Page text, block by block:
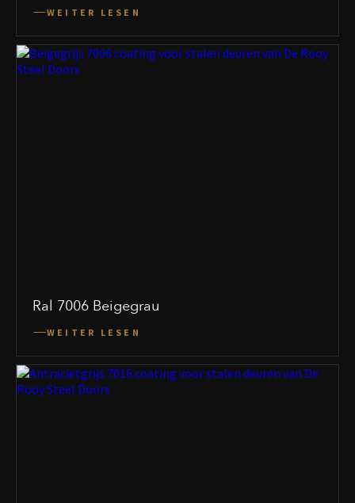
WEITER LESEN
Ral 7006 Beigegrau
WEITER LESEN